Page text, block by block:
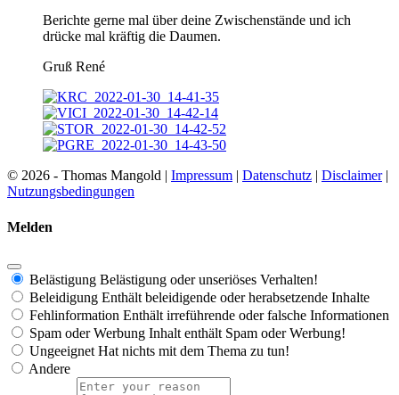
Berichte gerne mal über deine Zwischenstände und ich
drücke mal kräftig die Daumen.
Gruß René
© 2026 - Thomas Mangold | Impressum | Datenschutz | Disclaimer|
Nutzungsbedingungen
Melden
Belästigung Belästigung oder unseriöses Verhalten!
Beleidigung Enthält beleidigende oder herabsetzende Inhalte
Fehlinformation Enthält irreführende oder falsche Informationen
Spam oder Werbung Inhalt enthält Spam oder Werbung!
Ungeeignet Hat nichts mit dem Thema zu tun!
Andere